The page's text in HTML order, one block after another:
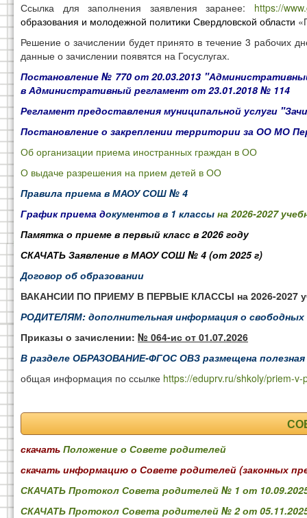
Ссылка для заполнения заявления заранее: https://
образования и молодежной политики Свердловской области
Решение о зачислении будет принято в течение 3 рабочих
данные о зачислении появятся на Госуслугах.
Постановление № 770 от 20.03.2013 "
в Административный регламент от 23.01.2018 № 114
Регламент предоставления муниципальной услуги
Постановление о закреплении территории за ОО МО
Об организации приема иностранных граждан в ОО
О выдаче разрешения на прием детей в ОО
Правила приема в МАОУ СОШ № 4
График приема документов в 1 классы на 2026-2027
Памятка о приеме в первый класс в 2026 году
СКАЧАТЬ Заявление в МАОУ СОШ № 4 (от 2025 г)
Договор об образовании
ВАКАНСИИ ПО ПРИЕМУ В ПЕРВЫЕ КЛАССЫ на 2026-2027
РОДИТЕЛЯМ: дополнительная информация о свободных
Приказы о зачислении: № 064-ис от 01.07.2026
В разделе ОБРАЗОВАНИЕ-ФГОС ОВЗ размещена
общая информация по ссылке https://eduprv.ru/shkoly/priem-v-
скачать Положение о Совете родителей
скачать информацию о Совете родителей (законных
СКАЧАТЬ Протокол Совета родителей № 1 от
СКАЧАТЬ Протокол Совета родителей № 2 от